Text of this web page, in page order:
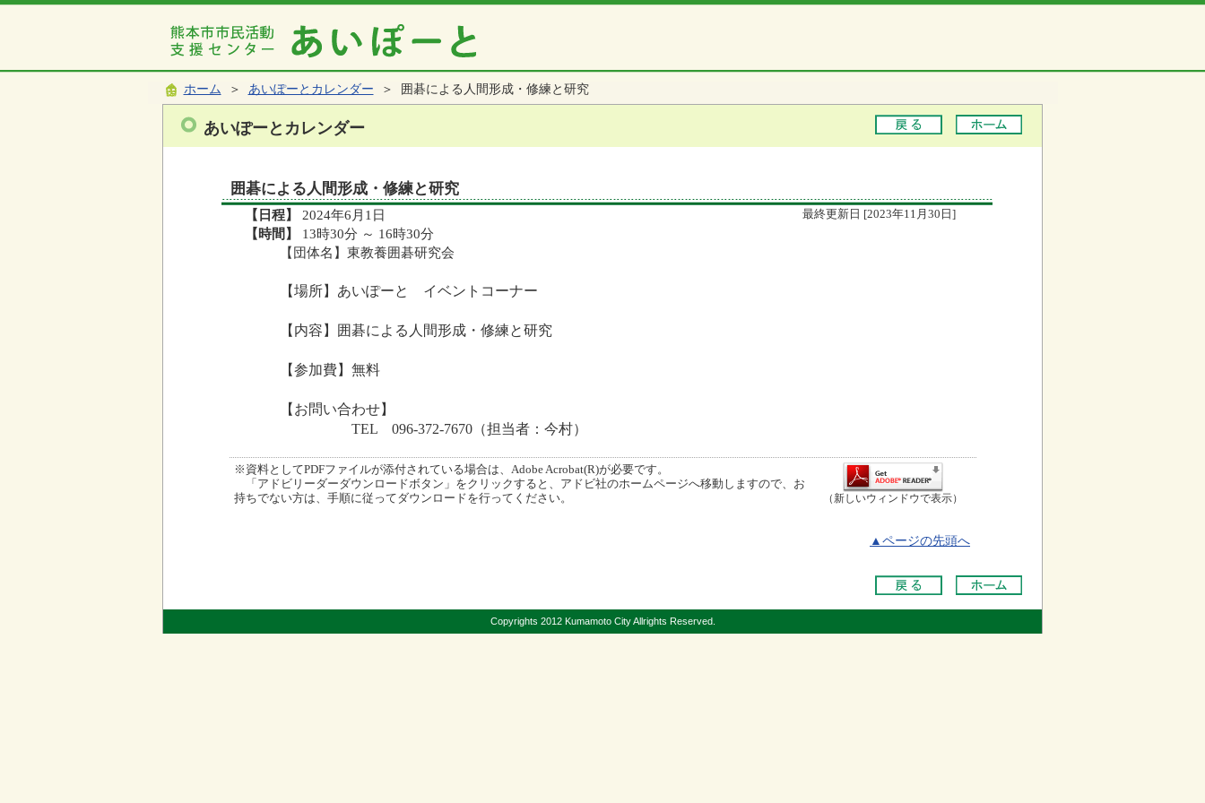
ホーム ＞ あいぽーとカレンダー ＞ 囲碁による人間形成・修練と研究
あいぽーとカレンダー
囲碁による人間形成・修練と研究
【日程】 2024年6月1日 最終更新日 [2023年11月30日]
【時間】
13時30分 ～ 16時30分
【団体名】東教養囲碁研究会
【場所】あいぽーと イベントコーナー
【内容】囲碁による人間形成・修練と研究
【参加費】無料
【お問い合わせ】
TEL 096-372-7670（担当者：今村）
※資料としてPDFファイルが添付されている場合は、Adobe Acrobat(R)が必要です。
「アドビリーダーダウンロードボタン」をクリックすると、アドビ社のホームページへ移動しますので、お
持ちでない方は、手順に従ってダウンロードを行ってください。
（新しいウィンドウで表示）
▲ページの先頭へ
Copyrights 2012 Kumamoto City Allrights Reserved.